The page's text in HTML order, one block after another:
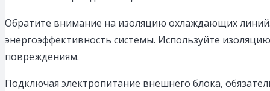
Обратите внимание на изоляцию охлаждающих
энергоэффективность системы. Используйте
повреждениям.
Подключая электропитание внешнего блока,